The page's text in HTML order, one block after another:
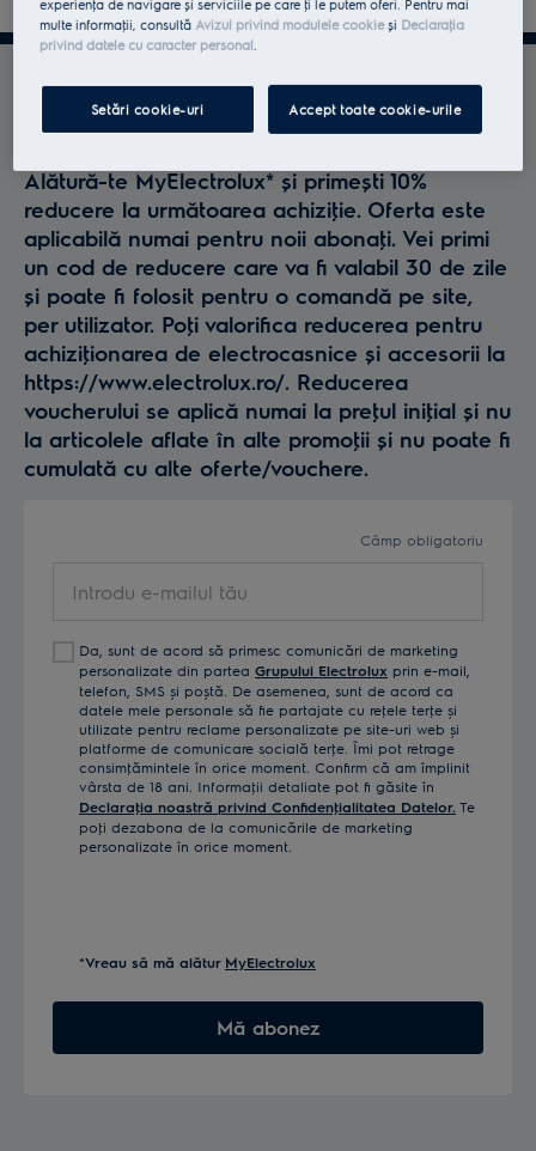
Profită la maxim de
Electrolux
Alătură-te MyElectrolux* și primești 10%
reducere la următoarea achiziţie. Oferta este
aplicabilă numai pentru noii abonaţi. Vei primi
un cod de reducere care va fi valabil 30 de zile
și poate fi folosit pentru o comandă pe site,
per utilizator. Poţi valorifica reducerea pentru
achiziţionarea de electrocasnice și accesorii la
https://www.electrolux.ro/. Reducerea
voucherului se aplică numai la preţul iniţial și nu
la articolele aflate în alte promoţii și nu poate fi
cumulată cu alte oferte/vouchere.
Câmp obligatoriu
Da, sunt de acord să primesc comunicări de marketing
personalizate din partea Grupului Electrolux prin e-mail,
telefon, SMS și poștă. De asemenea, sunt de acord ca
datele mele personale să fie partajate cu reţele terţe și
utilizate pentru reclame personalizate pe site-uri web și
platforme de comunicare socială terţe. Îmi pot retrage
consimţămintele în orice moment. Confirm că am împlinit
vârsta de 18 ani. Informaţii detaliate pot fi găsite în
Declaraţia noastră privind Confidenţialitatea Datelor. Te
poţi dezabona de la comunicările de marketing
personalizate în orice moment.
*Vreau să mă alătur MyElectrolux
Mă abonez
multe informaţii, consultă Avizul privind modulele cookieși Declaraţia
privind datele cu caracter personal.
Setări cookie-uri Accept toate cookie-urile